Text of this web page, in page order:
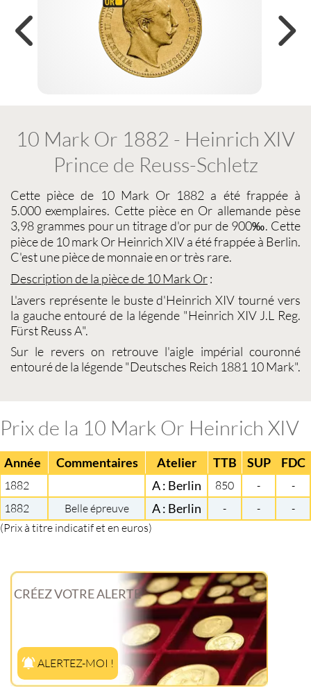
10 Mark Or 1882 - Heinrich XIV
Prince de Reuss-Schletz
Cette pièce de 10 Mark Or 1882 a été frappée à
5.000 exemplaires. Cette pièce en Or allemandepèse
3,98 grammes pour un titrage d'or pur de 900‰. Cette
pièce de 10 mark Or Heinrich XIVa été frappée à Berlin.
C'est unepièce de monnaie en or très rare.
Description de la pièce de 10 Mark Or:
L'avers représente le buste d'Heinrich XIV tourné vers
la gauche entouré de la légende "Heinrich XIV J.L Reg.
Fürst Reuss A".
Sur le revers on retrouve l'aigle impérial couronné
entouré de la légende "Deutsches Reich 1881 10 Mark".
Prix de la 10 Mark Or Heinrich XIV
Année Commentaires Atelier TTB SUP FDC
1882 A : Berlin 850 -
-
1882
Belle épreuve A : Berlin - -
-
(Prix à titre indicatif et en euros)
CRÉEZ VOTRE ALERTE
ALERTEZ-MOI !